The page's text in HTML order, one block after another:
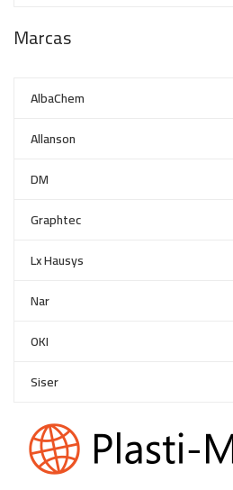
Marcas
AlbaChem
Allanson
DM
Graphtec
Lx Hausys
Nar
OKI
Siser